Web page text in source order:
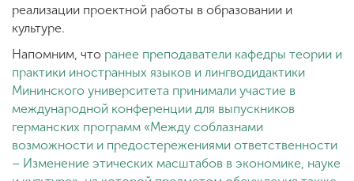
реализации проектной работы в образовании и
культуре.
Напомним, что ранее преподаватели кафедры теории и
практики иностранных языков и лингводидактики
Мининского университета принимали участие в
международной конференции для выпускников
германских программ «Между соблазнами
возможности и предостережениями ответственности
– Изменение этических масштабов в экономике, науке